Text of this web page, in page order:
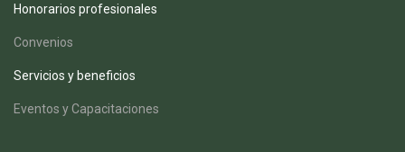
Honorarios profesionales
Convenios
Servicios y beneficios
Eventos y Capacitaciones